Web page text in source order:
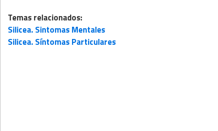
Temas relacionados:
Silicea. Sintomas Mentales
Silicea. Síntomas Particulares